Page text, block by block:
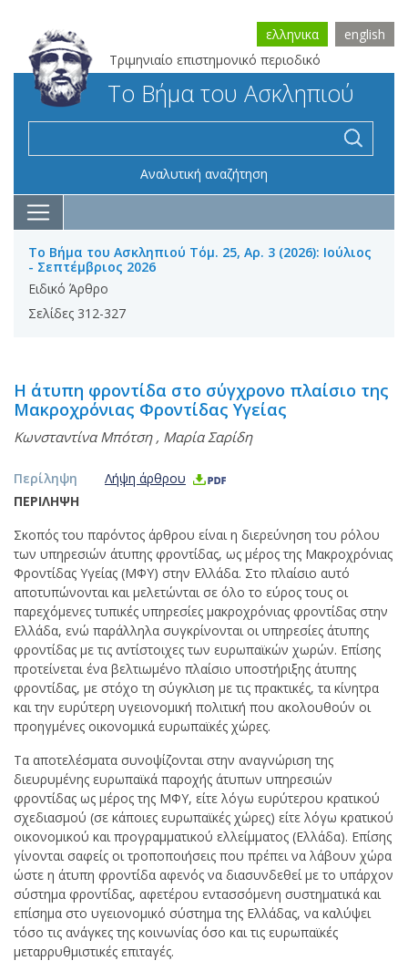
Τριμηνιαίο επιστημονικό περιοδικό
ελληνικα english
Το Βήμα του Ασκληπιού
Αναλυτική αναζήτηση
Το Βήμα του Ασκληπιού Τόμ. 25, Αρ. 3 (2026): Ιούλιος
- Σεπτέμβριος 2026
Ειδικό Άρθρο
Σελίδες 312-327
Η άτυπη φροντίδα στο σύγχρονο πλαίσιο της
Μακροχρόνιας Φροντίδας Υγείας
Κωνσταντίνα Μπότση, Μαρία Σαρίδη
Περίληψη
Λήψη άρθρου
ΠΕΡΙΛΗΨΗ
Σκοπός του παρόντος άρθρου είναι η διερεύνηση του ρόλου
των υπηρεσιών άτυπης φροντίδας, ως μέρος της Μακροχρόνιας
Φροντίδας Υγείας (ΜΦΥ) στην Ελλάδα. Στο πλαίσιο αυτό
αποτυπώνονται και μελετώνται σε όλο το εύρος τους οι
παρεχόμενες τυπικές υπηρεσίες μακροχρόνιας φροντίδας στην
Ελλάδα, ενώ παράλληλα συγκρίνονται οι υπηρεσίες άτυπης
φροντίδας με τις αντίστοιχες των ευρωπαϊκών χωρών. Επίσης
προτείνεται ένα βελτιωμένο πλαίσιο υποστήριξης άτυπης
φροντίδας, με στόχο τη σύγκλιση με τις πρακτικές, τα κίνητρα
και την ευρύτερη υγειονομική πολιτική που ακολουθούν οι
προηγμένες οικονομικά ευρωπαϊκές χώρες.
Τα αποτελέσματα συνοψίζονται στην αναγνώριση της
διευρυμένης ευρωπαϊκά παροχής άτυπων υπηρεσιών
φροντίδας ως μέρος της ΜΦΥ, είτε λόγω ευρύτερου κρατικού
σχεδιασμού (σε κάποιες ευρωπαϊκές χώρες) είτε λόγω κρατικού
οικονομικού και προγραμματικού ελλείμματος (Ελλάδα). Επίσης
γίνονται σαφείς οι τροποποιήσεις που πρέπει να λάβουν χώρα
ώστε η άτυπη φροντίδα αφενός να διασυνδεθεί με το υπάρχον
σύστημα φροντίδας, αφετέρου εντασσόμενη συστηματικά και
επίσημα στο υγειονομικό σύστημα της Ελλάδας, να καλύψει
τόσο τις ανάγκες της κοινωνίας όσο και τις ευρωπαϊκές
μεταρρυθμιστικές επιταγές.